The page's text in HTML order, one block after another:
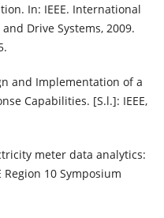
In: IEEE. International
Drive Systems, 2009.
and Implementation of a
Capabilities. [S.l.]: IEEE,
meter data analytics:
Region 10 Symposium